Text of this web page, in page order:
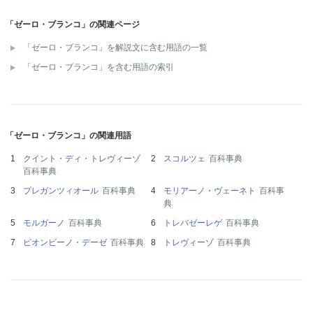
「ゼーロ・ブランコ」の関連ページ
「ゼーロ・ブランコ」を解説文に含む用語の一覧
「ゼーロ・ブランコ」を含む用語の索引
「ゼーロ・ブランコ」の関連用語
クイント・ディ・トレヴィーゾ
百科事典
スコルツェ 百科事典
プレガンツィオール 百科事典 モリアーノ・ヴェーネト 百科事
典
モルガーノ 百科事典 トレバゼーレゲ 百科事典
ピオンビーノ・デーゼ 百科事典 トレヴィーゾ 百科事典